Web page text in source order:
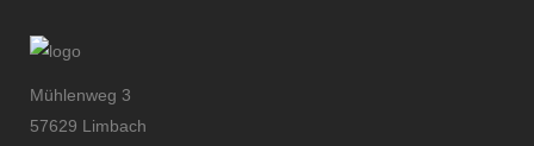
Mühlenweg 3
57629 Limbach